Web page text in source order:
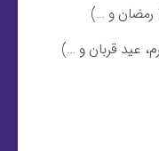
رمضان و …)
عید قربان و …)